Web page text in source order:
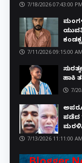
7/18/2026 07:43:00 PM
7/11/2026 09:15:00 AM
ಹಾಕಿ
7/
ಪಡೆದ
7/13/2026 11:11:00 AM